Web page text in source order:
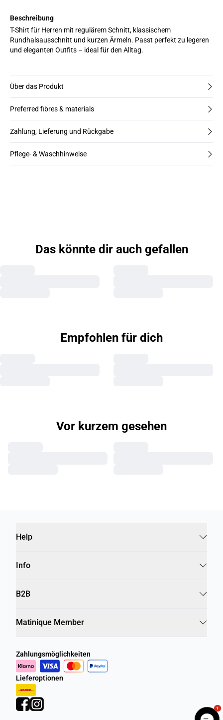
Beschreibung
T-Shirt für Herren mit regulärem Schnitt, klassischem
Rundhalsausschnitt und kurzen Ärmeln. Passt perfekt zu legeren
und eleganten Outfits – ideal für den Alltag.
Über das Produkt
Preferred fibres & materials
Zahlung, Lieferung und Rückgabe
Pflege- & Waschhinweise
Das könnte dir auch gefallen
Empfohlen für dich
Vor kurzem gesehen
Help
Info
B2B
Matinique Member
Zahlungsmöglichkeiten
Lieferoptionen
1